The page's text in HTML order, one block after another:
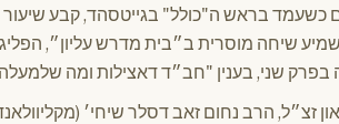
כשעמד בראש ה"כולל" בגייטסהד, קבע
שיחה מוסרית ב״בית מדרש עליון״,
שני, בענין "חב״ד דאצילות ומה
זצ״ל, הרב נחום זאב דסלר שיחי׳